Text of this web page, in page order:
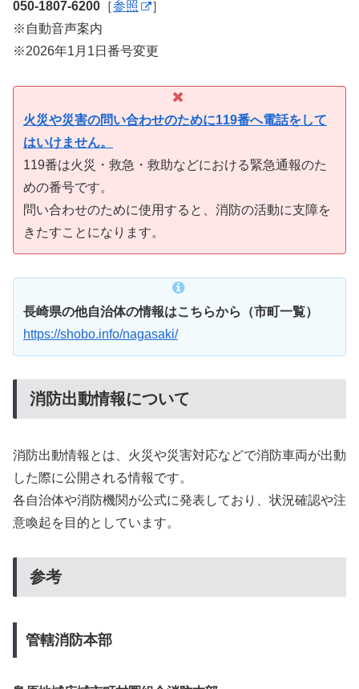
050-1807-6200 ［参照
］
※自動音声案内
※2026年1月1日番号変更
火災や災害の問い合わせのために119番へ電話をして
はいけません。
119番は火災・救急・救助などにおける緊急通報のた
めの番号です。
問い合わせのために使用すると、消防の活動に支障を
きたすことになります。
長崎県の他自治体の情報はこちらから（市町一覧）
https://shobo.info/nagasaki/
消防出動情報について
消防出動情報とは、火災や災害対応などで消防車両が出動
した際に公開される情報です。
各自治体や消防機関が公式に発表しており、状況確認や注
意喚起を目的としています。
参考
管轄消防本部